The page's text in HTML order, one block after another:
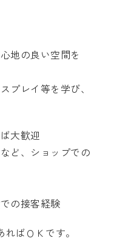
地の良い空間を
プレイ等を学び、
大歓迎
ど、ショップでの
の接客経験
ばＯＫです。